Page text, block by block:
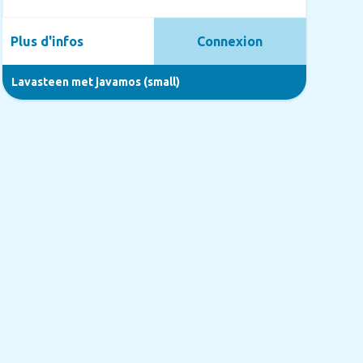
Lavasteen met javamos (small)
Plus d'infos Connexion